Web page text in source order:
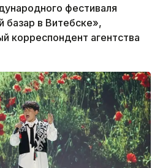
фестиваля
базар в Витебске»,
корреспондент агентства